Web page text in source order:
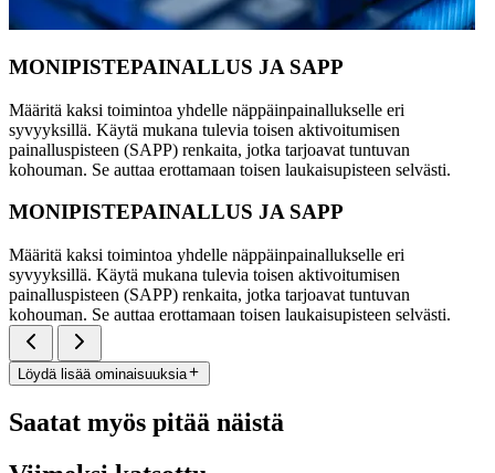
MONIPISTEPAINALLUS JA SAPP
Määritä kaksi toimintoa yhdelle näppäinpainallukselle eri
syvyyksillä. Käytä mukana tulevia toisen aktivoitumisen
painalluspisteen (SAPP) renkaita, jotka tarjoavat tuntuvan
kohouman. Se auttaa erottamaan toisen laukaisupisteen selvästi.
MONIPISTEPAINALLUS JA SAPP
Määritä kaksi toimintoa yhdelle näppäinpainallukselle eri
syvyyksillä. Käytä mukana tulevia toisen aktivoitumisen
painalluspisteen (SAPP) renkaita, jotka tarjoavat tuntuvan
kohouman. Se auttaa erottamaan toisen laukaisupisteen selvästi.
Löydä lisää ominaisuuksia
Saatat myös pitää näistä